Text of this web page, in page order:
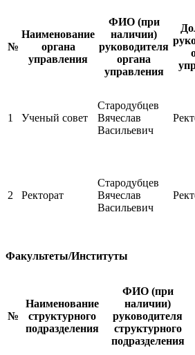
№
Наименование
органа
управления
ФИО (при
наличии)
руководителя
органа
управления
1 Ученый совет
Стародубцев
Вячеслав
Васильевич
2 Ректорат
Стародубцев
Вячеслав
Васильевич
Факультеты/Институты
№
Наименование
структурного
подразделения
ФИО (при
наличии)
руководителя
структурного
подразделения